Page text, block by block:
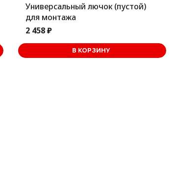
Универсальный лючок (пустой)
для монтажа
2 458 ₽
В КОРЗИНУ